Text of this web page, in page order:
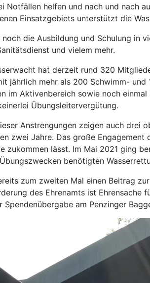
Notfällen helfen und nach und nach
Einsatzgebiets unterstützt die
die Ausbildung und Schulung in
und vielem mehr.
hat derzeit rund 320
jährlich mehr als 200 Schwimm-
im Aktivenbereich sowie noch
Übungsleitervergütung.
Anstrengungen zeigen auch drei
zwei Jahre. Das große
zukommen lässt. Im Mai 2021 ging
benötigten
zum zweiten Mal einen Beitrag
des Ehrenamts ist
Spendenübergabe am Penzinger